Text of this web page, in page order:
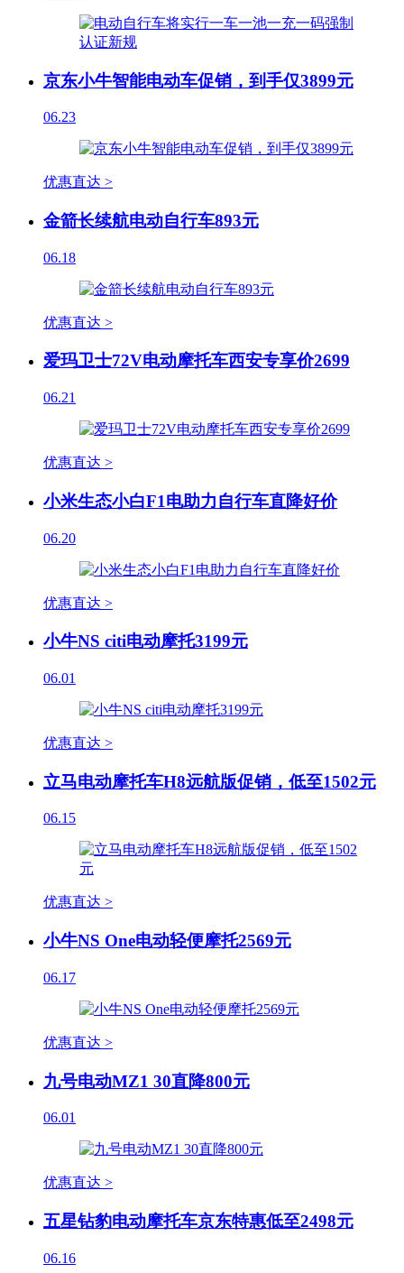
京东小牛智能电动车促销，到手仅3899元
06.23
优惠直达 >
金箭长续航电动自行车893元
06.18
优惠直达 >
爱玛卫士72V电动摩托车西安专享价2699
06.21
优惠直达 >
小米生态小白F1电助力自行车直降好价
06.20
优惠直达 >
小牛NS citi电动摩托3199元
06.01
优惠直达 >
立马电动摩托车H8远航版促销，低至1502元
06.15
优惠直达 >
小牛NS One电动轻便摩托2569元
06.17
优惠直达 >
九号电动MZ1 30直降800元
06.01
优惠直达 >
五星钻豹电动摩托车京东特惠低至2498元
06.16